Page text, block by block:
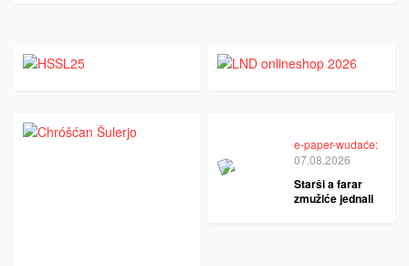
e-paper-wudaće:
07.08.2026
Starši a farar
zmužiće jednali